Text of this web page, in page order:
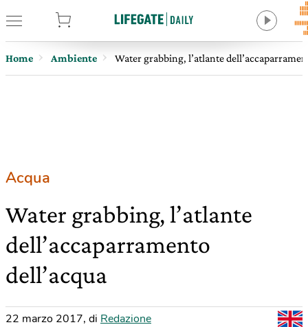
Home Ambiente Water grabbing, l’atlante
Acqua
Water grabbing, l’atlante
dell’accaparramento
dell’acqua
22 marzo 2017, di Redazione